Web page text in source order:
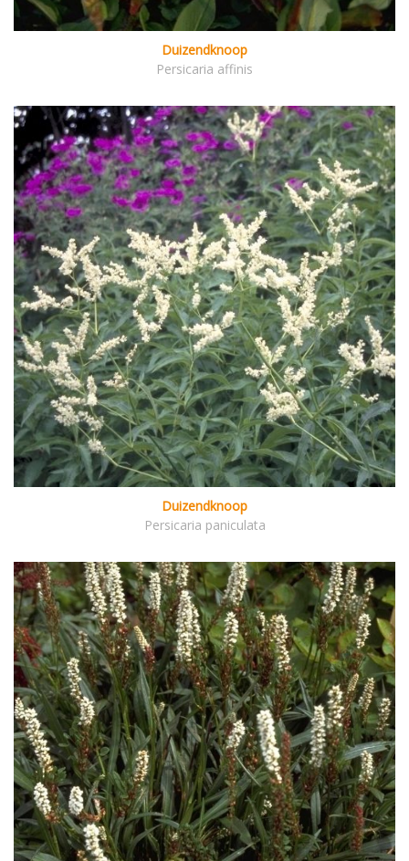
Duizendknoop
Persicaria affinis
Duizendknoop
Persicaria paniculata